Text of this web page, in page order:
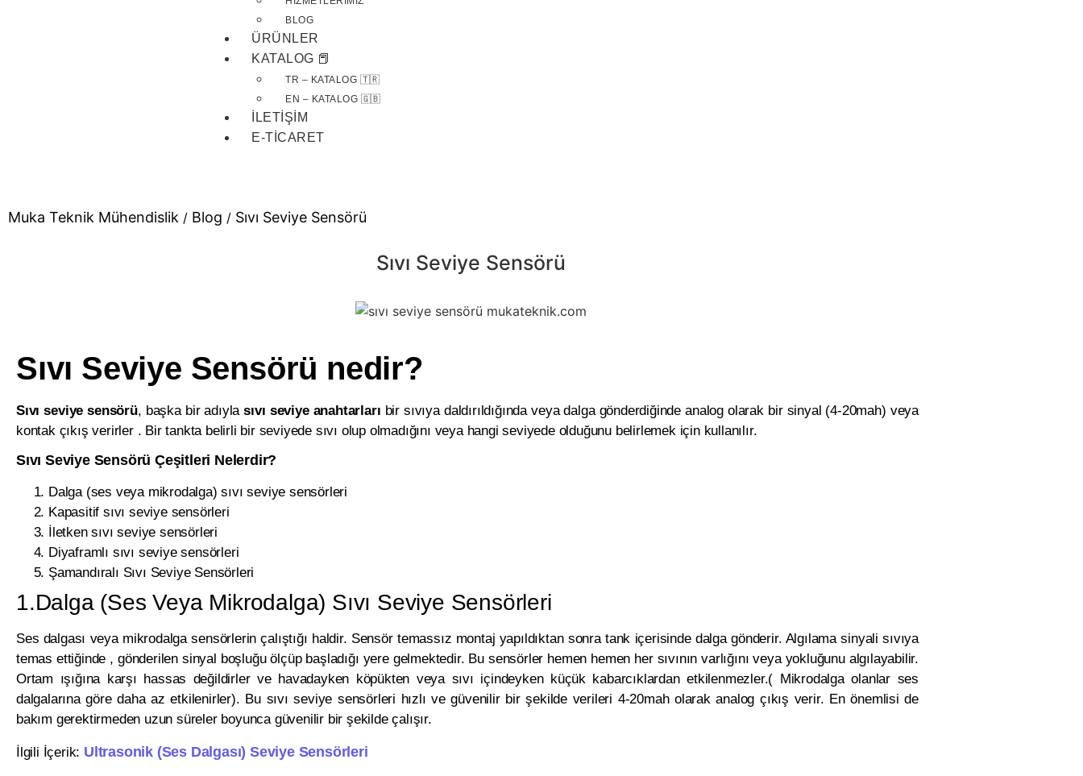
BLOG
ÜRÜNLER
KATALOG 📕
TR – KATALOG 🇹🇷
EN – KATALOG 🇬🇧
İLETIŞIM
E-TICARET
Muka Teknik Mühendislik / Blog / Sıvı Seviye Sensörü
Sıvı Seviye Sensörü
Sıvı Seviye Sensörü nedir?
Sıvı seviye sensörü, başka bir adıylasıvı seviye anahtarları bir sıvıya daldırıldığında veya dalga gönderdiğinde analog olarak bir sinyal (4-20mah) veya
kontak çıkış verirler . Bir tankta belirli bir seviyede sıvı olup olmadığını veya hangi seviyede olduğunu belirlemek için kullanılır.
Sıvı Seviye Sensörü Çeşitleri Nelerdir?
Dalga (ses veya mikrodalga) sıvı seviye sensörleri
Kapasitif sıvı seviye sensörleri
İletken sıvı seviye sensörleri
Diyaframlı sıvı seviye sensörleri
Şamandıralı Sıvı Seviye Sensörleri
1.Dalga (Ses Veya Mikrodalga) Sıvı Seviye Sensörleri
Ses dalgası veya mikrodalga sensörlerin çalıştığı haldir. Sensör temassız montaj yapıldıktan sonra tank içerisinde dalga gönderir. Algılama sinyali sıvıya
temas ettiğinde , gönderilen sinyal boşluğu ölçüp başladığı yere gelmektedir. Bu sensörler hemen hemen her sıvının varlığını veya yokluğunu algılayabilir.
Ortam ışığına karşı hassas değildirler ve havadayken köpükten veya sıvı içindeyken küçük kabarcıklardan etkilenmezler.( Mikrodalga olanlar ses
dalgalarına göre daha az etkilenirler). Bu sıvı seviye sensörleri hızlı ve güvenilir bir şekilde verileri 4-20mah olarak analog çıkış verir. En önemlisi de
bakım gerektirmeden uzun süreler boyunca güvenilir bir şekilde çalışır.
İlgili İçerik: Ultrasonik (Ses Dalgası) Seviye Sensörleri